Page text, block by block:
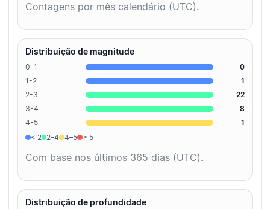
Contagens por mês calendário (UTC).
Distribuição de magnitude
0-1
0
1-2
1
2-3
22
3-4
8
4-5
1
< 2
2–4 4–5 ≥ 5
Com base nos últimos 365 dias (UTC).
Distribuição de profundidade